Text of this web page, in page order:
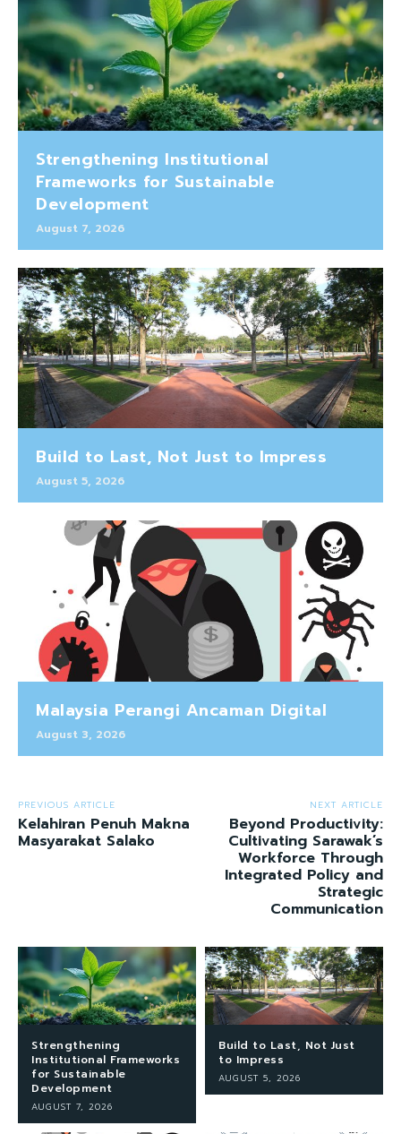
Strengthening Institutional
Frameworks for Sustainable
Development
August 7, 2026
Build to Last, Not Just to Impress
August 5, 2026
Malaysia Perangi Ancaman Digital
August 3, 2026
PREVIOUS ARTICLE
Kelahiran Penuh Makna
Masyarakat Salako
NEXT ARTICLE
Beyond Productivity:
Cultivating Sarawak’s
Workforce Through
Integrated Policy and
Strategic
Communication
Strengthening
Institutional Frameworks
for Sustainable
Development
AUGUST 7, 2026
Build to Last, Not Just
to Impress
AUGUST 5, 2026